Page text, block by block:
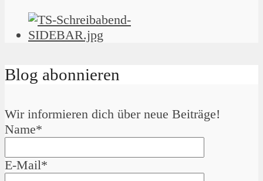
Blog abonnieren
Wir informieren dich über neue Beiträge!
Name*
E-Mail*